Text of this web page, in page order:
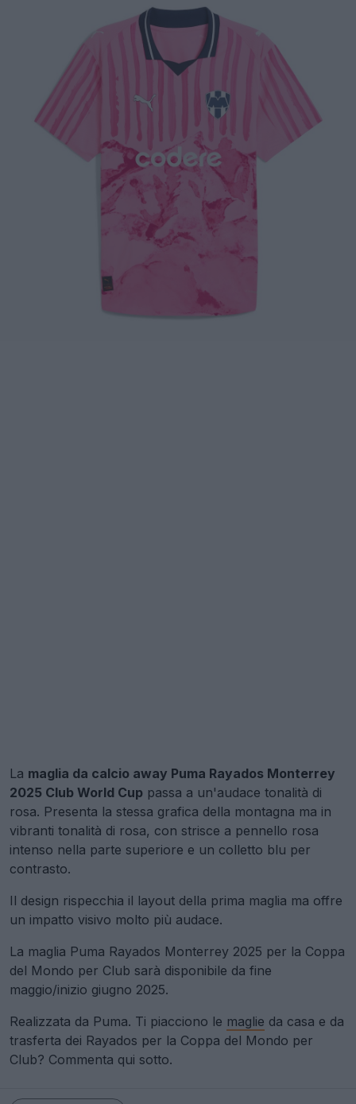
La maglia da calcio away Puma Rayados Monterrey
2025 Club World Cup passa a un'audace tonalità di
rosa. Presenta la stessa grafica della montagna ma in
vibranti tonalità di rosa, con strisce a pennello rosa
intenso nella parte superiore e un colletto blu per
contrasto.
Il design rispecchia il layout della prima maglia ma offre
un impatto visivo molto più audace.
La maglia Puma Rayados Monterrey 2025 per la Coppa
del Mondo per Club sarà disponibile da fine
maggio/inizio giugno 2025.
Realizzata da Puma. Ti piacciono le maglie da casa e da
trasferta dei Rayados per la Coppa del Mondo per
Club? Commenta qui sotto.